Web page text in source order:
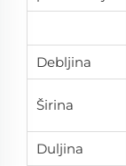
Debljina
Širina
Duljina